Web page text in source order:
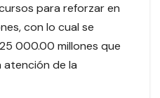
para reforzar en
con lo cual se
000.00 millones que
atención de la